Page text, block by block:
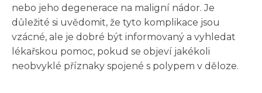
nebo jeho degenerace na maligní nádor. Je
důležité si uvědomit, že tyto komplikace jsou
vzácné, ale je dobré být informovaný a vyhledat
lékařskou pomoc, pokud se objeví jakékoli
neobvyklé příznaky spojené s polypem v děloze.